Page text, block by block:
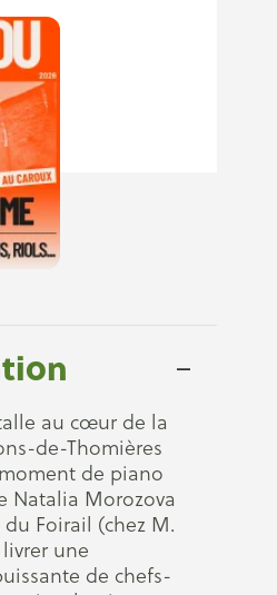
au cœur de la
de-Thomières
de piano
Natalia Morozova
Foirail (chez M.
une
de chefs-